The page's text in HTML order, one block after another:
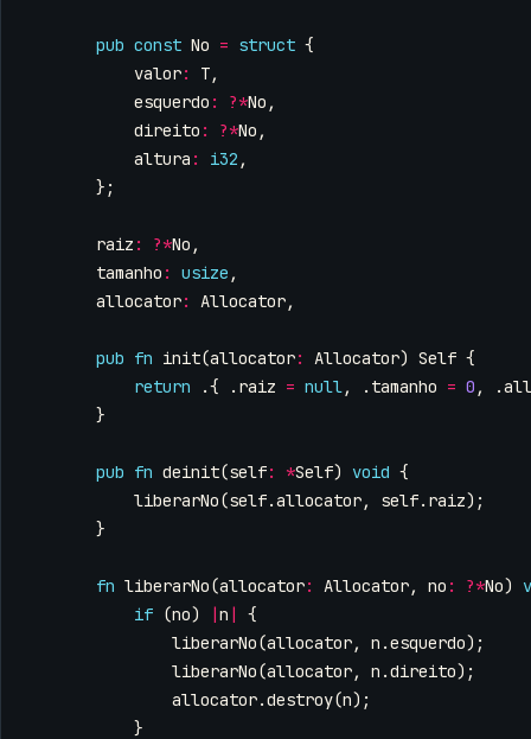
pub const No = struct {
valor: T,
esquerdo : ?*No ,
direito : ?*No ,
altura : i32 ,
};
raiz : ?*No ,
tamanho : usize ,
allocator: Allocator,
pub fn init(allocator: Allocator) Self {
return
.{ . raiz = null, . tamanho = 0 , .
}
pub fn deinit(self: *Self) void {
liberarNo(self.allocator, self. raiz);
}
fn liberarNo(allocator: Allocator, no : ?*No)
if (no) |n |
{
liberarNo(allocator, n .esquerdo);
liberarNo(allocator, n .direito);
allocator.destroy(n);
}